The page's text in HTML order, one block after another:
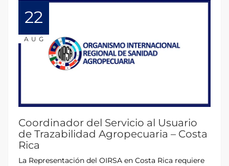
22
AUG
Coordinador del Servicio al Usuario
de Trazabilidad Agropecuaria – Costa
Rica
La Representación del OIRSA en Costa Rica requiere